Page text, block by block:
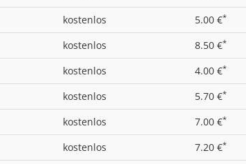
kostenlos 5.00 €*
kostenlos 8.50 €*
kostenlos 4.00 €*
kostenlos 5.70 €*
kostenlos 7.00 €*
kostenlos 7.20 €*